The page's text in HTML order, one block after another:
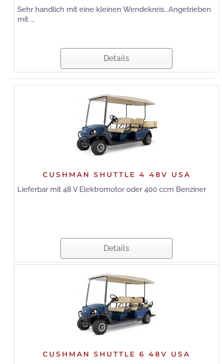
Sehr handlich mit eine kleinen Wendekreis...Angetrieben
mit ...
Details
CUSHMAN SHUTTLE 4 48V USA
Lieferbar mit 48 V Elektromotor oder 400 ccm Benziner
Details
CUSHMAN SHUTTLE 6 48V USA